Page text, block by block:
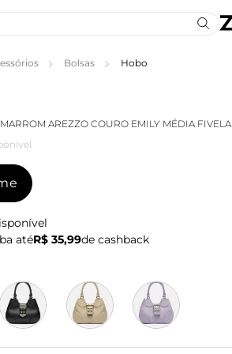
Bolsas Hobo
AREZZO COURO EMILY MÉDIA FIVELA
atéR$ 35,99de cashback